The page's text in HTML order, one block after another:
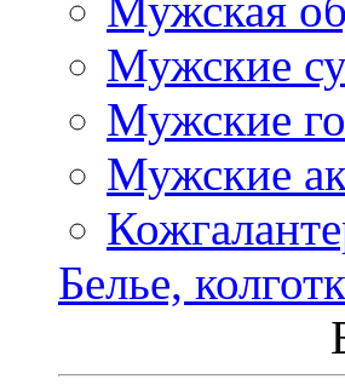
Мужские
Мужские
Мужские
Белье,